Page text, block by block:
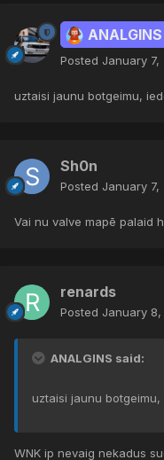
ANALGINS
Posted January 7,
uztaisi jaunu botgeimu,
Sh0n
Posted January 7,
Vai nu valve mapē palaid
renards
Posted January 8,
ANALGINS said:
uztaisi jaunu
WNK ip nevaig nekadus